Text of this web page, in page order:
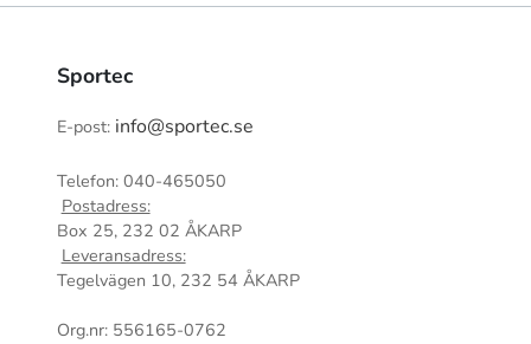
Sportec
E-post: info@sportec.se
Telefon: 040-465050
Postadress:
Box 25, 232 02 ÅKARP
Leveransadress:
Tegelvägen 10, 232 54 ÅKARP
Org.nr: 556165-0762